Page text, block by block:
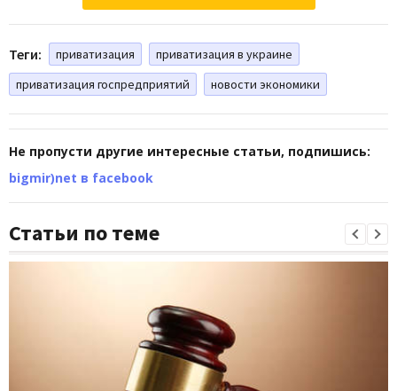
Теги: приватизация
приватизация в украине
приватизация госпредприятий
новости экономики
Не пропусти другие интересные статьи, подпишись:
bigmir)net в facebook
Статьи по теме